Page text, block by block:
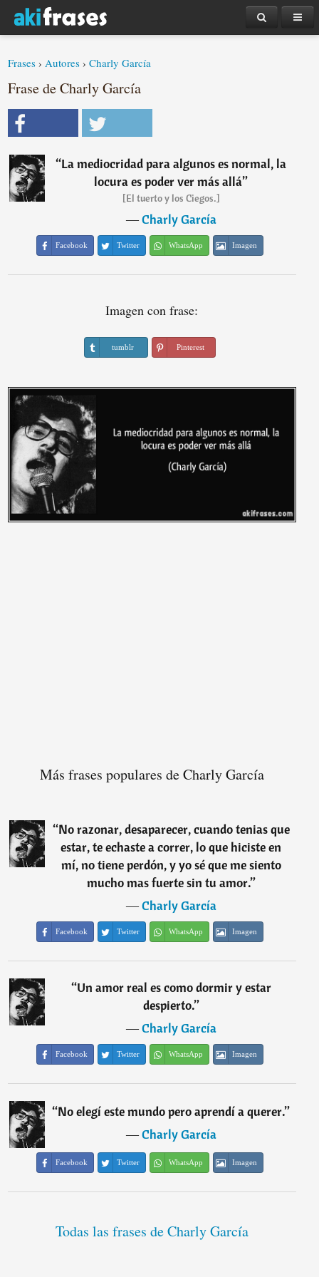
Frases ›Autores ›Charly García
Frase de Charly García
“La mediocridad para algunos es normal, la
locura es poder ver más allá”
[El tuerto y los Ciegos.]
―Charly García
Facebook Twitter WhatsApp Imagen
Imagen con frase:
tumblr Pinterest
Más frases populares de Charly García
“No razonar, desaparecer, cuando tenias que
estar, te echaste a correr, lo que hiciste en
mí, no tiene perdón, y yo sé que me siento
mucho mas fuerte sin tu amor.”
―Charly García
Facebook Twitter WhatsApp Imagen
“Un amor real es como dormir y estar
despierto.”
―Charly García
Facebook Twitter WhatsApp Imagen
“No elegí este mundo pero aprendí a querer.”
―Charly García
Facebook Twitter WhatsApp Imagen
Todas las frases de Charly García